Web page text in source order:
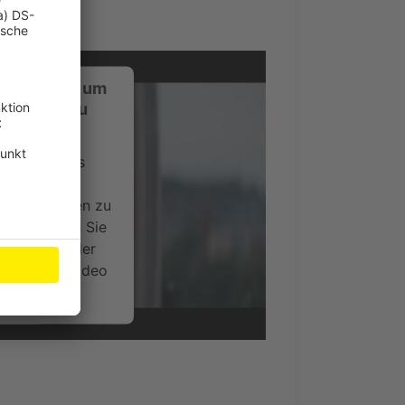
um
Service zu
eines
kann Daten zu
Bitte lesen Sie
Sie der
dieses Video